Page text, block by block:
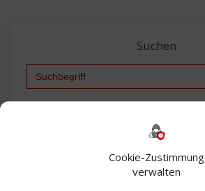
Cookie-Zustimmung
verwalten
Suchen
Search
Bautagebuch
Exchange firewall Fritzbox
Microsoft